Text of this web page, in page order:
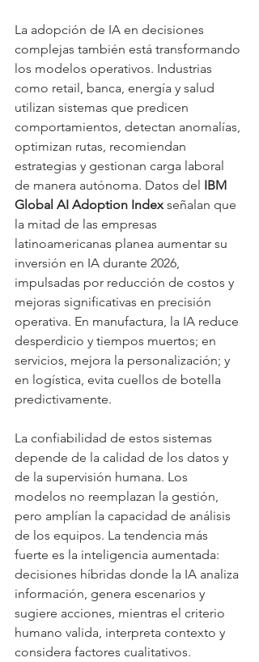
La adopción de IA en decisiones
complejas también está transformando
los modelos operativos. Industrias
como retail, banca, energía y salud
utilizan sistemas que predicen
comportamientos, detectan anomalías,
optimizan rutas, recomiendan
estrategias y gestionan carga laboral
de manera autónoma. Datos del IBM
Global AI Adoption Index señalan que
la mitad de las empresas
latinoamericanas planea aumentar su
inversión en IA durante 2026,
impulsadas por reducción de costos y
mejoras significativas en precisión
operativa. En manufactura, la IA reduce
desperdicio y tiempos muertos; en
servicios, mejora la personalización; y
en logística, evita cuellos de botella
predictivamente.
La confiabilidad de estos sistemas
depende de la calidad de los datos y
de la supervisión humana. Los
modelos no reemplazan la gestión,
pero amplían la capacidad de análisis
de los equipos. La tendencia más
fuerte es la inteligencia aumentada:
decisiones híbridas donde la IA analiza
información, genera escenarios y
sugiere acciones, mientras el criterio
humano valida, interpreta contexto y
considera factores cualitativos.